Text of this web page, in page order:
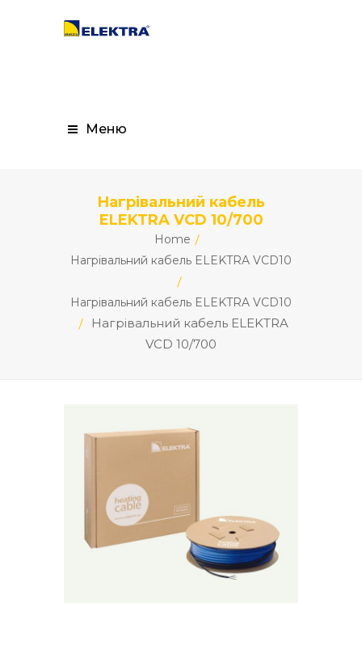
Меню
Нагрівальний кабель
ELEKTRA VCD 10/700
Home
Нагрівальний кабель ELEKTRA VCD10
Нагрівальний кабель ELEKTRA VCD10
Нагрівальний кабель ELEKTRA
VCD 10/700